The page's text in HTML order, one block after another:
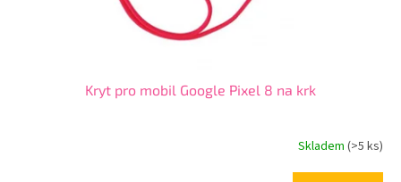
Kryt pro mobil Google Pixel 8 na krk
Skladem (>5 ks)